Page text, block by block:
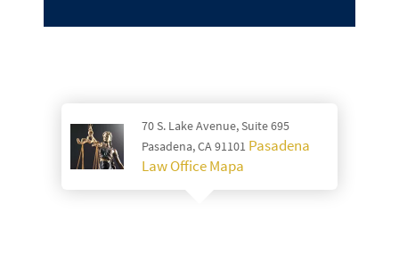
70 S. Lake Avenue, Suite 695
Pasadena, CA 91101 Pasadena
Law Office Mapa